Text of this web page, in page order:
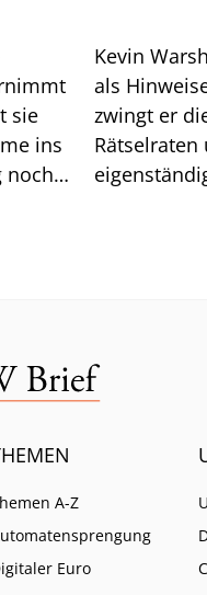
sie
ins
noch
Kevin
als
zwingt er die Wall Street
Rätselraten
A-Z
Euro